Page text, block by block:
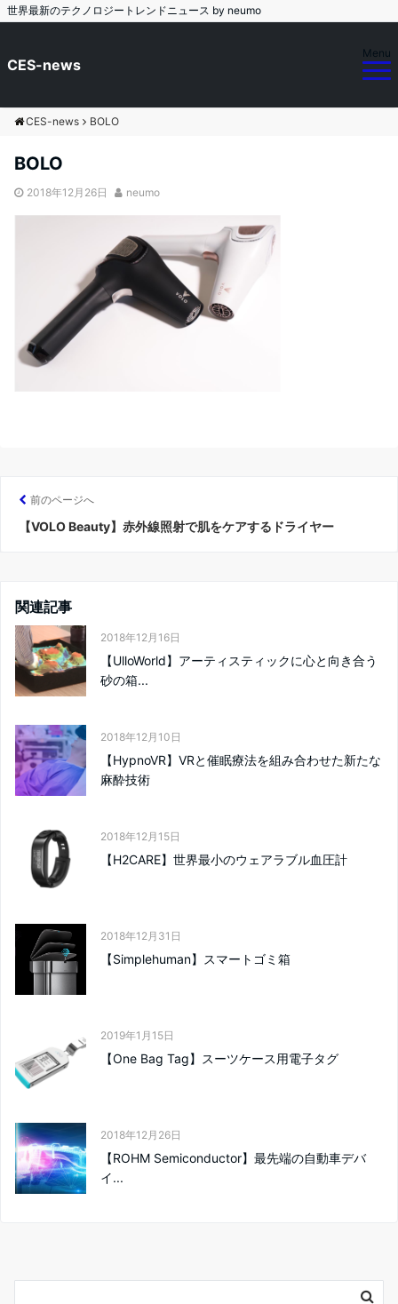
世界最新のテクノロジートレンドニュース by neumo
CES-news
Menu
CES-news BOLO
BOLO
2018年12月26日 neumo
前のページへ
【VOLO Beauty】赤外線照射で肌をケアするドライヤー
関連記事
2018年12月16日
【UlloWorld】アーティスティックに心と向き合う
砂の箱...
2018年12月10日
【HypnoVR】VRと催眠療法を組み合わせた新たな
麻酔技術
2018年12月15日
【H2CARE】世界最小のウェアラブル血圧計
2018年12月31日
【Simplehuman】スマートゴミ箱
2019年1月15日
【One Bag Tag】スーツケース用電子タグ
2018年12月26日
【ROHM Semiconductor】最先端の自動車デバ
イ...